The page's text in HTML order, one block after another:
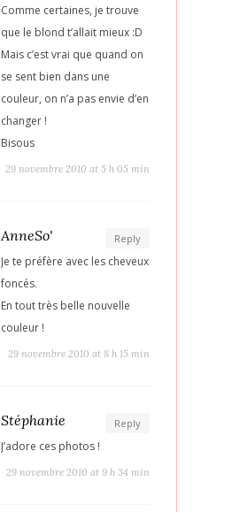
Comme certaines, je trouve
que le blond t’allait mieux :D
Mais c’est vrai que quand on
se sent bien dans une
couleur, on n’a pas envie d’en
changer !
Bisous
29 novembre 2010 at 5 h 05 min
Reply
AnneSo'
Je te préfère avec les cheveux
foncés.
En tout très belle nouvelle
couleur !
29 novembre 2010 at 8 h 15 min
Reply
Stéphanie
J’adore ces photos !
29 novembre 2010 at 9 h 34 min